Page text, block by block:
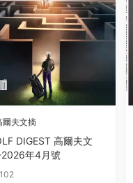
爾夫文摘
DIGEST 高爾夫文
年4月號